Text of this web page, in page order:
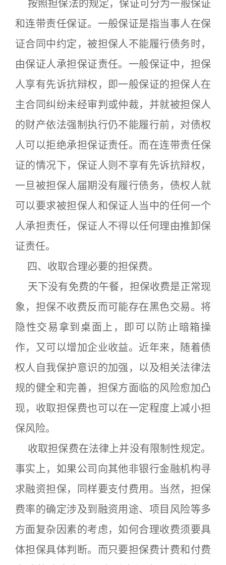
按照担保法的规定，保证可分为一般保证
和连带责任保证。一般保证是指当事人在保
证合同中约定，被担保人不能履行债务时，
由保证人承担保证责任。一般保证中，担保
人享有先诉抗辩权，即一般保证的担保人在
主合同纠纷未经审判或仲裁，并就被担保人
的财产依法强制执行仍不能履行前，对债权
人可以拒绝承担保证责任。而在连带责任保
证的情况下，保证人则不享有先诉抗辩权，
一旦被担保人届期没有履行债务，债权人就
可以要求被担保人和保证人当中的任何一个
人承担责任，保证人不得以任何理由推卸保
证责任。
四、收取合理必要的担保费。
天下没有免费的午餐，担保收费是正常现
象，担保不收费反而可能存在黑色交易。将
隐性交易拿到桌面上，即可以防止暗箱操
作，又可以增加企业收益。近年来，随着债
权人自我保护意识的加强，以及相关法律法
规的健全和完善，担保方面临的风险愈加凸
现，收取担保费也可以在一定程度上减小担
保风险。
收取担保费在法律上并没有限制性规定。
事实上，如果公司向其他非银行金融机构寻
求融资担保，同样要支付费用。当然，担保
费率的确定涉及到融资用途、项目风险等多
方面复杂因素的考虑，如何合理收费须要具
体担保具体判断。而只要担保费计费和付费